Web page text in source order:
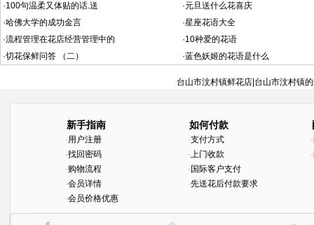
·100句温柔又体贴的话.送
·哈佛大学的成功金言
·流程管理在花店经营管理中的
·切花保鲜问答 （二）
·元旦送什么花喜庆
·星座花语大全
·10种爱的花语
·蓝色妖姬的花语是什么
台山市汶村镇鲜花店|台山市汶村镇
新手指南
·用户注册
·找回密码
·购物流程
·会员详情
·会员价格优惠
如何付款
·支付方式
·上门收款
· 国际客户支付
·先送花后付款要求
·
·